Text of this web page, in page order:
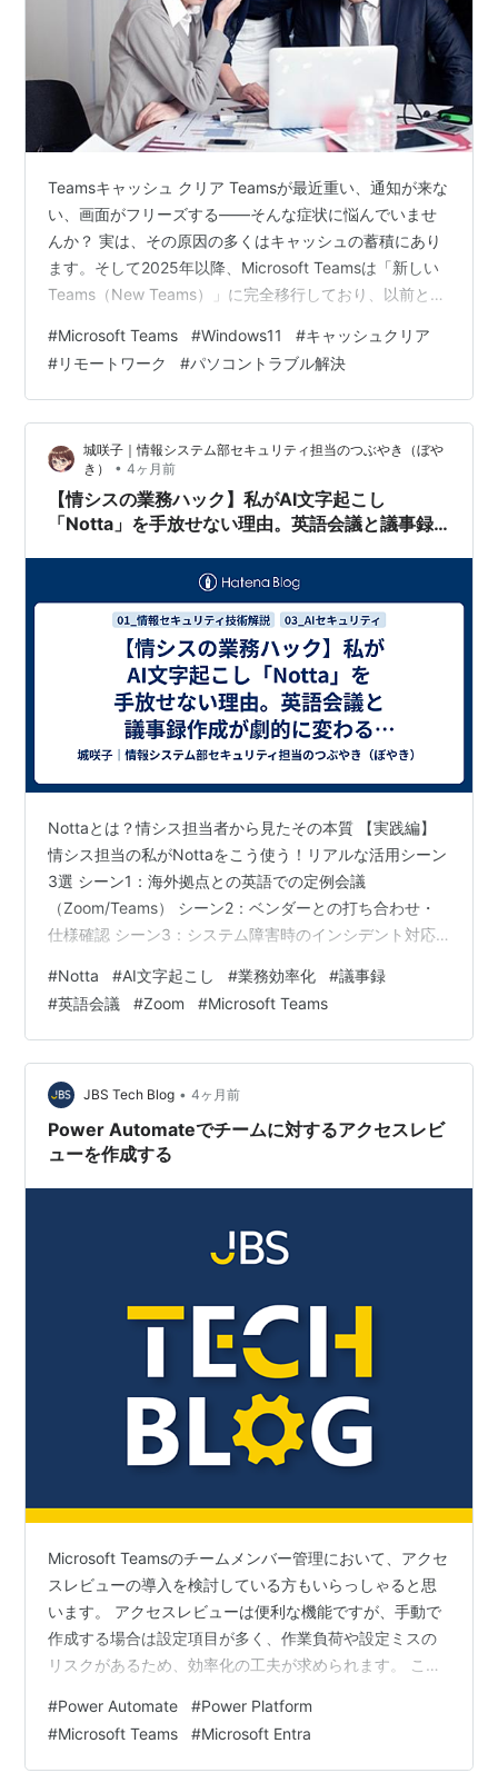
Teamsキャッシュ クリア Teamsが最近重い、通知が来な
い、画面がフリーズする——そんな症状に悩んでいませ
んか？ 実は、その原因の多くはキャッシュの蓄積にあり
ます。そして2025年以降、Microsoft Teamsは「新しい
Teams（New Teams）」に完全移行しており、以前とは
た。古い記事の手順を試して「フォルダが見つからな
い」と困った方も多いはずです。 この記事では、2026年
6月時点の最新情報をもとに、新しいTeamsのキャッシュ
クリア方法を初心者にもわかりやすく解説します。
Windows設定からのワンクリック操作から、フォ…
#Microsoft Teams #Windows11 #キャッシュクリア
#リモートワーク #パソコントラブル解決
城咲子｜情報システム部セキュリティ担当のつぶやき（ぼや
き）
• 4ヶ月前
【情シスの業務ハック】私がAI文字起こし
「Notta」を手放せない理由。英語会議と議事録
Nottaとは？情シス担当者から見たその本質 【実践編】
情シス担当の私がNottaをこう使う！リアルな活用シーン
3選 シーン1：海外拠点との英語での定例会議
（Zoom/Teams） シーン2：ベンダーとの打ち合わせ・
仕様確認 シーン3：システム障害時のインシデント対応
ュリティ担当者として一言 皆さん、こんにちは。東証プ
ライム上場企業で情報システム部のセキュリティ担当を
している、城咲子です。 突然ですが、皆さんは日々の業
務でこんな「ため息」をついていませんか？ 「また議事
録作成か…会議の内容を思い出すのが大変…」 海外拠点
との英語会議で「…
#Notta #AI文字起こし #業務効率化 #議事録
#英語会議 #Zoom #Microsoft Teams
JBS Tech Blog • 4ヶ月前
Power Automateでチームに対するアクセスレビ
ューを作成する
Microsoft Teamsのチームメンバー管理において、アクセ
スレビューの導入を検討している方もいらっしゃると思
います。 アクセスレビューは便利な機能ですが、手動で
作成する場合は設定項目が多く、作業負荷や設定ミスの
リスクがあるため、効率化の工夫が求められます。 こう
ー作成を自動化することで解消できます。 本記事では、
Power Automateのクラウドフローを使って、チーム作成
と同時にチームに対するアクセスレビューを自動作成す
#Power Automate #Power Platform
#Microsoft Teams #Microsoft Entra